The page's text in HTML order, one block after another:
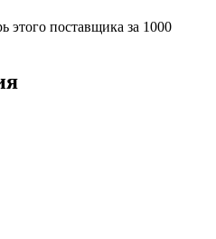
этого поставщика за 1000